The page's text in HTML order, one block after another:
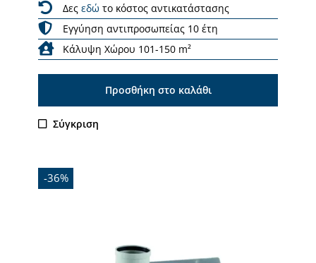
Δες εδώ το κόστος αντικατάστασης
Εγγύηση αντιπροσωπείας 10 έτη
Κάλυψη Χώρου 101-150 m²
Προσθήκη στο καλάθι
Σύγκριση
-36%